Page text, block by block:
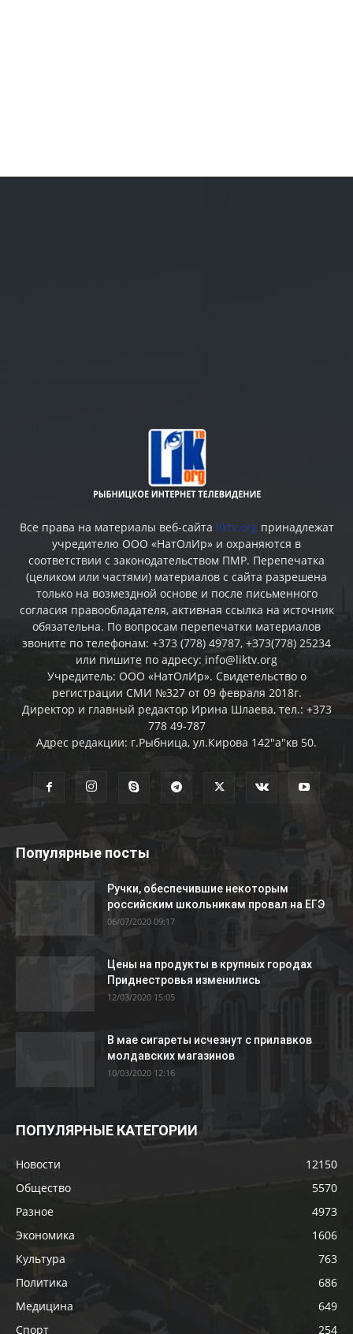
Все права на материалы веб-сайта liktv.org принадлежат
учредителю ООО «НатОлИр» и охраняются в
соответствии с законодательством ПМР. Перепечатка
(целиком или частями) материалов c сайта разрешена
только на возмездной основе и после письменного
согласия правообладателя, активная ссылка на источник
обязательна. По вопросам перепечатки материалов
звоните по телефонам: +373 (778) 49787, +373(778) 25234
или пишите по адресу: info@liktv.org
Учредитель: ООО «НатОлИр». Свидетельство о
регистрации СМИ №327 от 09 февраля 2018г.
Директор и главный редактор Ирина Шлаева, тел.: +373
778 49-787
Адрес редакции: г.Рыбница, ул.Кирова 142"а"кв 50.
Популярные посты
Ручки, обеспечившие некоторым
российским школьникам провал на ЕГЭ
06/07/2020 09:17
Цены на продукты в крупных городах
Приднестровья изменились
12/03/2020 15:05
В мае сигареты исчезнут с прилавков
молдавских магазинов
10/03/2020 12:16
ПОПУЛЯРНЫЕ КАТЕГОРИИ
Новости
12150
Общество
5570
Разное
4973
Экономика
1606
Культура
763
Политика
686
Медицина
649
Спорт
254